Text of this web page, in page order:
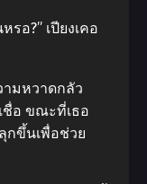
อ?” เปียงเคอ
มหวาดกลัว
ชื่อ ขณะที่เธอ
กขึ้นเพื่อช่วย